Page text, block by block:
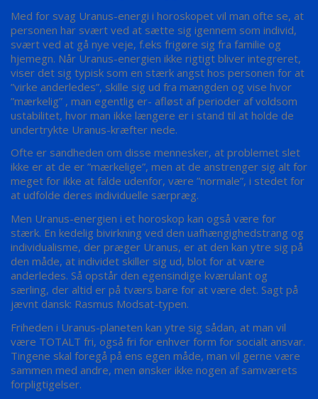
Med for svag Uranus-energi i horoskopet vil man ofte se, at
personen har svært ved at sætte sig igennem som individ,
svært ved at gå nye veje, f.eks frigøre sig fra familie og
hjemegn. Når Uranus-energien ikke rigtigt bliver integreret,
viser det sig typisk som en stærk angst hos personen for at
”virke anderledes”, skille sig ud fra mængden og vise hvor
”mærkelig” , man egentlig er- afløst af perioder af voldsom
ustabilitet, hvor man ikke længere er i stand til at holde de
undertrykte Uranus-kræfter nede.
Ofte er sandheden om disse mennesker, at problemet slet
ikke er at de er ”mærkelige”, men at de anstrenger sig alt for
meget for ikke at falde udenfor, være ”normale”, i stedet for
at udfolde deres individuelle særpræg.
Men Uranus-energien i et horoskop kan også være for
stærk. En kedelig bivirkning ved den uafhængighedstrang og
individualisme, der præger Uranus, er at den kan ytre sig på
den måde, at individet skiller sig ud, blot for at være
anderledes. Så opstår den egensindige kværulant og
særling, der altid er på tværs bare for at være det. Sagt på
jævnt dansk: Rasmus Modsat-typen.
Friheden i Uranus-planeten kan ytre sig sådan, at man vil
være TOTALT fri, også fri for enhver form for socialt ansvar.
Tingene skal foregå på ens egen måde, man vil gerne være
sammen med andre, men ønsker ikke nogen af samværets
forpligtigelser.